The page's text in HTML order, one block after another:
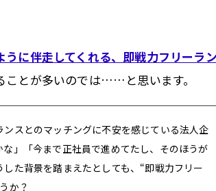
に伴走してくれる、即戦力フリーラン
ことが多いのでは……と思います。
スとのマッチングに不安を感じている法人企
」「今まで正社員で進めてたし、そのほうが
た背景を踏まえたとしても、“即戦力フリー
か？